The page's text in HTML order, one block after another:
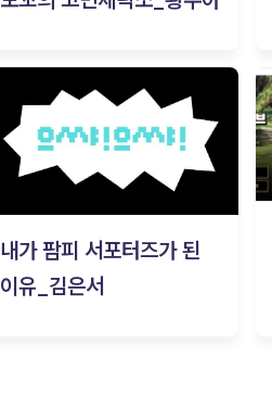
내가 팜피 서포터즈가 된
이유_김은서